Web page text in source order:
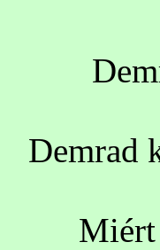
Demrad
Miért